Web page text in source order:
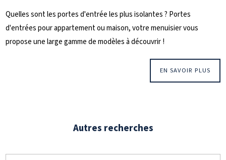
Quelles sont les portes d'entrée les plus isolantes ? Portes
d'entrées pour appartement ou maison, votre menuisier vous
propose une large gamme de modèles à découvrir !
EN SAVOIR PLUS
Autres recherches